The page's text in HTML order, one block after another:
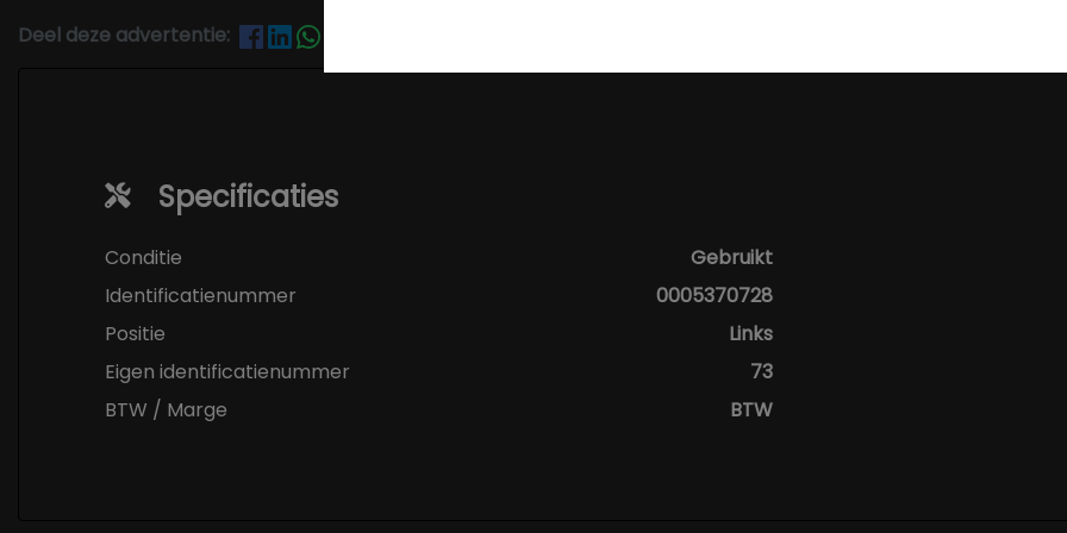
Deel deze advertentie:
Specificaties
Conditie
Gebruikt
Identificatienummer
0005370728
Positie
Links
Eigen identificatienummer
73
BTW / Marge
BTW